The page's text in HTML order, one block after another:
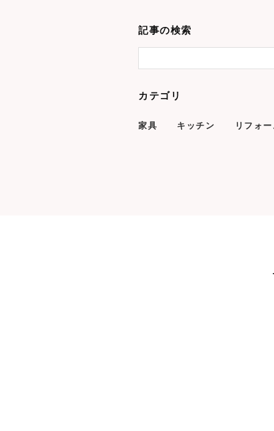
記事の検索
カテゴリ
家具 キッチン リフォ